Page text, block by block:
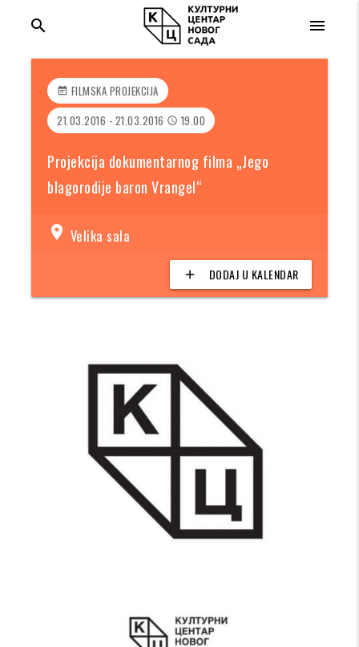
menu
search
event_note FILMSKA PROJEKCIJA
21.03.2016 - 21.03.2016 access_time 19.00
Projekcija dokumentarnog filma „Jego
blagorodije baron Vrangel“
location_on Velika sala
add DODAJ U KALENDAR